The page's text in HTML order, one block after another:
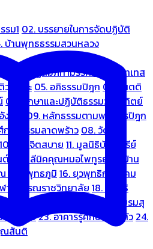
รม1 02. บรรยายในการจัดปฏิบัติ
บ้านพุทธธรรมสวนหลวง
03. ปฏิสัมภิทามรรคและจูฬนิทเทส
วุตตกะ 05. อภิธรรมปิฎก 06. เนตติ
07. ศึกษาและปฏิบัติธรรมวันอาทิตย์
าร
09. หลักธรรมตามพระไตรปิฎก
ษาธรรมลาดพร้าว 08. วัด
10. บ้านจิตสบาย 11. มูลนิธิบ้านอารีย์
ต์
13. คลีนิคคุณหมอไพทูรย์
14. บ้าน
แดนพุทธภูมิ 16. ยุวพุทธิกสมาคม
าลงกรณราชวิทยาลัย 18. มูลนิธิ
center
21. ชมรมสุ
เทศไทย23. อาคารรู้ศึกษารู้สึกตัว 24.
ณสันติ